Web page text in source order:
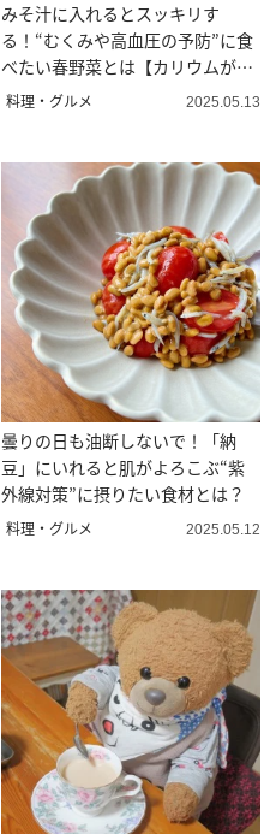
みそ汁に入れるとスッキリす
る！“むくみや高血圧の予防”に食
べたい春野菜とは【カリウムが大
根の約2倍】
料理・グルメ 2025.05.13
曇りの日も油断しないで！「納
豆」にいれると肌がよろこぶ“紫
外線対策”に摂りたい食材とは？
料理・グルメ 2025.05.12